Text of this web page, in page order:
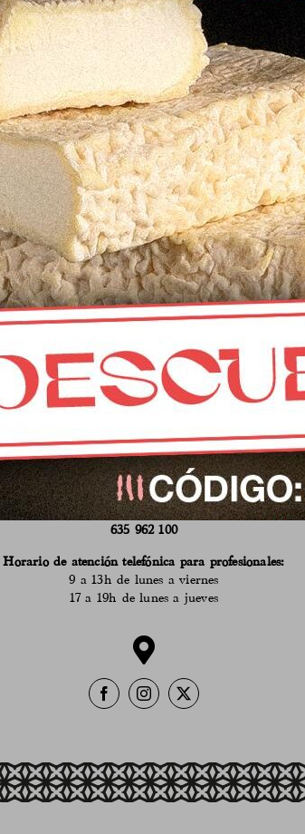
Mercado municipal de Abastos
de Fuente Obejuna, Córdoba
618 530 555
Horario de atención en el puesto del Mercado:
9 a 14h de martes a sábado
en veranode 9 a 14h de lunes a sábado
635 962 100
Horario de atención telefónica para profesionales:
9 a 13h de lunes a viernes
17 a 19h de lunes a jueves